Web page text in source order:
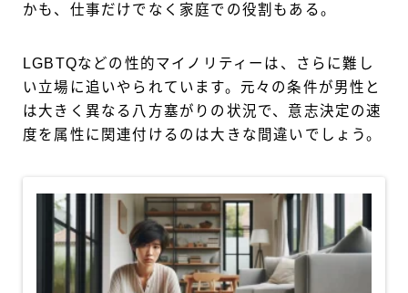
かも、仕事だけでなく家庭での役割もある。
LGBTQなどの性的マイノリティーは、さらに難し
い立場に追いやられています。元々の条件が男性と
は大きく異なる八方塞がりの状況で、意志決定の速
度を属性に関連付けるのは大きな間違いでしょう。